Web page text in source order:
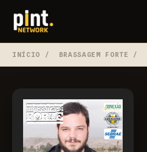
INÍCIO / BRASSAGEM FORTE /